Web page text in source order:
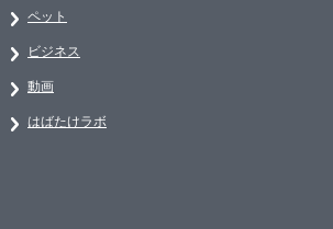
ペット
ビジネス
動画
はばたけラボ